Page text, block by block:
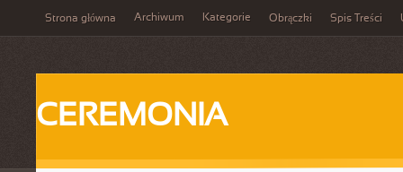
Strona główna Archiwum Kategorie Obrączki Spis Treści
CEREMONIA